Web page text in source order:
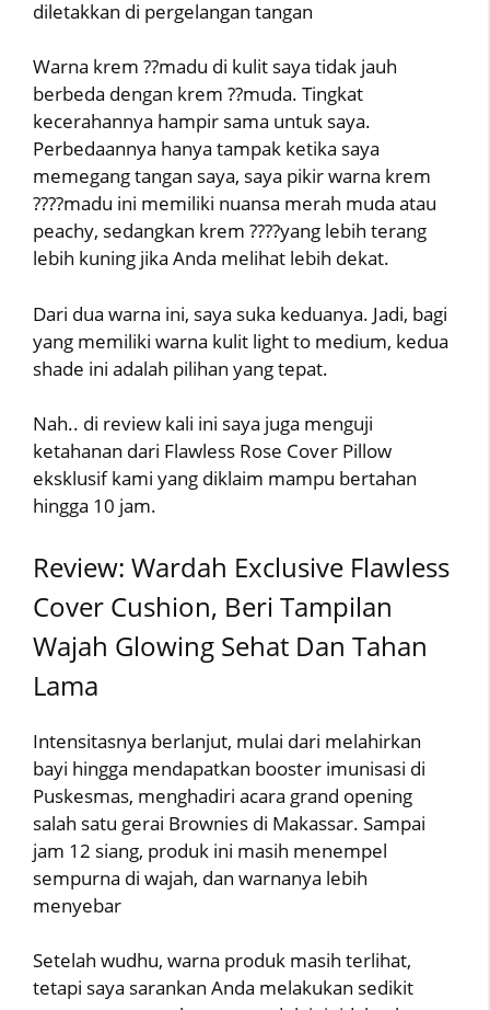
diletakkan di pergelangan tangan
Warna krem ??madu di kulit saya tidak jauh
berbeda dengan krem ??muda. Tingkat
kecerahannya hampir sama untuk saya.
Perbedaannya hanya tampak ketika saya
memegang tangan saya, saya pikir warna krem
????madu ini memiliki nuansa merah muda atau
peachy, sedangkan krem ????yang lebih terang
lebih kuning jika Anda melihat lebih dekat.
Dari dua warna ini, saya suka keduanya. Jadi, bagi
yang memiliki warna kulit light to medium, kedua
shade ini adalah pilihan yang tepat.
Nah.. di review kali ini saya juga menguji
ketahanan dari Flawless Rose Cover Pillow
eksklusif kami yang diklaim mampu bertahan
hingga 10 jam.
Review: Wardah Exclusive Flawless
Cover Cushion, Beri Tampilan
Wajah Glowing Sehat Dan Tahan
Lama
Intensitasnya berlanjut, mulai dari melahirkan
bayi hingga mendapatkan booster imunisasi di
Puskesmas, menghadiri acara grand opening
salah satu gerai Brownies di Makassar. Sampai
jam 12 siang, produk ini masih menempel
sempurna di wajah, dan warnanya lebih
menyebar
Setelah wudhu, warna produk masih terlihat,
tetapi saya sarankan Anda melakukan sedikit